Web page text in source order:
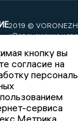
2019 ©
«Воронежские
А.А.
(473) 262 77 92
кнопку вы
согласие на
сервиса